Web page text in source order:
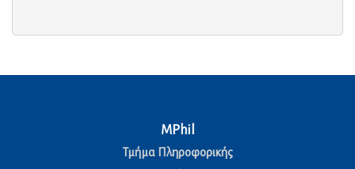
MPhil
Τμήμα Πληροφορικής